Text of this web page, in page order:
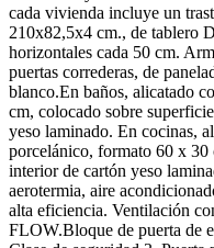
cada vivienda incluye un
210x82,5x4 cm., de tablero
horizontales cada 50 cm.
puertas correderas, de
blanco.En baños, alicatado
cm, colocado sobre
yeso laminado. En cocinas,
porcelánico, formato 60 x 30
interior de cartón yeso
aerotermia, aire
alta eficiencia. Ventilación
FLOW.Bloque de puerta de